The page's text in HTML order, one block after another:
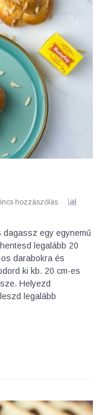
hozzászólás
egy egynemű
legalább 20
darabokra és
ki kb. 20 cm-es
Helyezd
legalább